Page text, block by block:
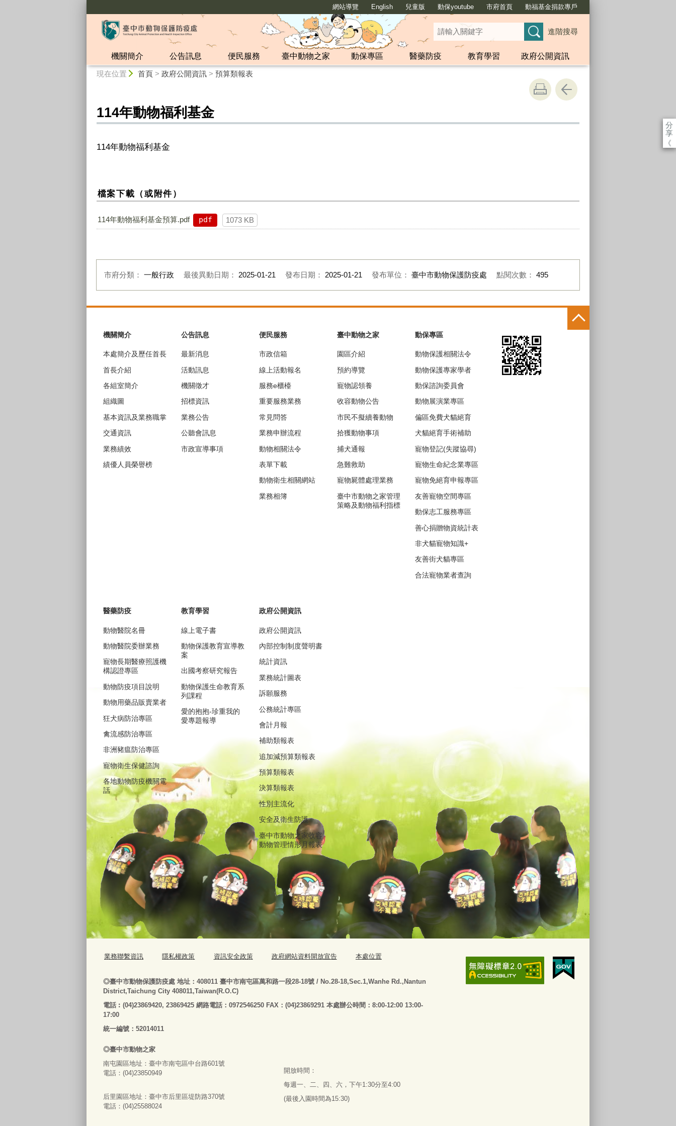
網站導覽 English 兒童版 動保youtube 市府首頁 動福基金捐款專戶
進階搜尋
機關簡介 公告訊息 便民服務 臺中動物之家 動保專區 醫藥防疫 教育學習
政府公開資訊
現在位置 首頁> 政府公開資訊> 預算類報表
分
享
《
114年動物福利基金
114年動物福利基金
檔案下載（或附件）
114年動物福利基金預算.pdf pdf 1073 KB
市府分類： 一般行政 最後異動日期： 2025-01-21 發布日期： 2025-01-21 發布單位： 臺中市動物保護防疫處 點閱次數： 495
機關簡介
本處簡介及歷任首長
首長介紹
各組室簡介
組織圖
基本資訊及業務職掌
交通資訊
業務績效
績優人員榮譽榜
公告訊息
最新消息
活動訊息
機關徵才
招標資訊
業務公告
公聽會訊息
市政宣導事項
便民服務
市政信箱
線上活動報名
服務e櫃檯
重要服務業務
常見問答
業務申辦流程
動物相關法令
表單下載
動物衛生相關網站
業務相簿
臺中動物之家
園區介紹
預約導覽
寵物認領養
收容動物公告
市民不擬續養動物
拾獲動物事項
捕犬通報
急難救助
寵物屍體處理業務
臺中市動物之家管理
策略及動物福利指標
動保專區
動物保護相關法令
動物保護專家學者
動保諮詢委員會
動物展演業專區
偏區免費犬貓絕育
犬貓絕育手術補助
寵物登記(失蹤協尋)
寵物生命紀念業專區
寵物免絕育申報專區
友善寵物空間專區
動保志工服務專區
善心捐贈物資統計表
非犬貓寵物知識+
友善街犬貓專區
合法寵物業者查詢
醫藥防疫
動物醫院名冊
動物醫院委辦業務
寵物長期醫療照護機
構認證專區
動物防疫項目說明
動物用藥品販賣業者
狂犬病防治專區
禽流感防治專區
非洲豬瘟防治專區
寵物衛生保健諮詢
各地動物防疫機關電
話
教育學習
線上電子書
動物保護教育宣導教
案
出國考察研究報告
動物保護生命教育系
列課程
愛的抱抱-珍重我的
愛專題報導
政府公開資訊
政府公開資訊
內部控制制度聲明書
統計資訊
業務統計圖表
訴願服務
公務統計專區
會計月報
補助類報表
追加減預算類報表
預算類報表
決算類報表
性別主流化
安全及衛生防護
臺中市動物之家收容
動物管理情形月報表
業務聯繫資訊 隱私權政策 資訊安全政策 政府網站資料開放宣告 本處位置
◎臺中市動物保護防疫處 地址：408011 臺中市南屯區萬和路一段28-18號 / No.28-18,Sec.1,Wanhe Rd.,Nantun
District,Taichung City 408011,Taiwan(R.O.C)
電話 ︰ (04)23869420, 23869425 網路電話：0972546250 FAX：(04)23869291 本處辦公時間：8:00-12:00 13:00-
17:00
統一編號：52014011
◎臺中市動物之家
南屯園區地址： 臺中市南屯區中台路601號
電話：(04)23850949
后里園區地址： 臺中市后里區堤防路370號
電話：(04)25588024
開放時間：
每週一、二、四、六，下午1:30分至4:00
(最後入園時間為15:30)